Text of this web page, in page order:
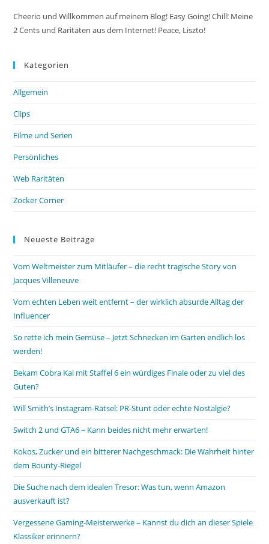
Cheerio und Willkommen auf meinem Blog! Easy Going! Chill! Meine
2 Cents und Raritäten aus dem Internet! Peace, Liszto!
Kategorien
Allgemein
Clips
Filme und Serien
Persönliches
Web Raritäten
Zocker Corner
Neueste Beiträge
Vom Weltmeister zum Mitläufer – die recht tragische Story von
Jacques Villeneuve
Vom echten Leben weit entfernt – der wirklich absurde Alltag der
Influencer
So rette ich mein Gemüse – Jetzt Schnecken im Garten endlich los
werden!
Bekam Cobra Kai mit Staffel 6 ein würdiges Finale oder zu viel des
Guten?
Will Smith’s Instagram-Rätsel: PR-Stunt oder echte Nostalgie?
Switch 2 und GTA6 – Kann beides nicht mehr erwarten!
Kokos, Zucker und ein bitterer Nachgeschmack: Die Wahrheit hinter
dem Bounty-Riegel
Die Suche nach dem idealen Tresor: Was tun, wenn Amazon
ausverkauft ist?
Vergessene Gaming-Meisterwerke – Kannst du dich an dieser Spiele
Klassiker erinnern?